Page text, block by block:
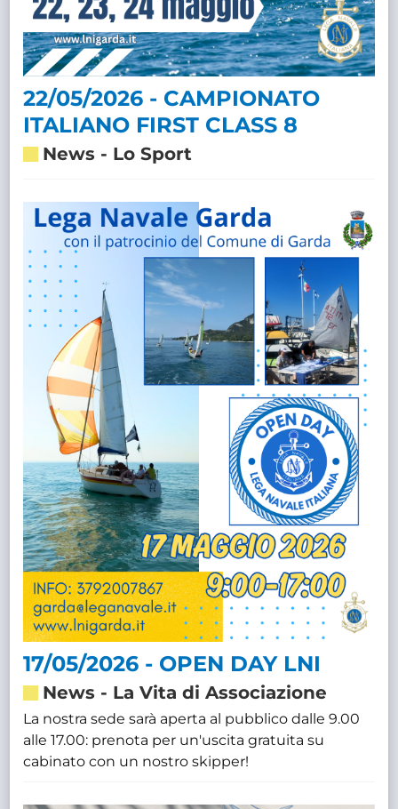
22/05/2026 - CAMPIONATO
ITALIANO FIRST CLASS 8
News - Lo Sport
17/05/2026 - OPEN DAY LNI
News - La Vita di Associazione
La nostra sede sarà aperta al pubblico dalle 9.00
alle 17.00: prenota per un'uscita gratuita su
cabinato con un nostro skipper!